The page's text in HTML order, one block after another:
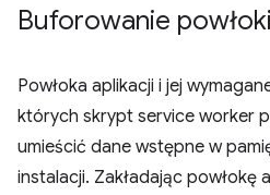
Buforowanie
Powłoka aplikacji i jej
których skrypt service worker
umieścić dane wstępne w
instalacji. Zakładając powłokę